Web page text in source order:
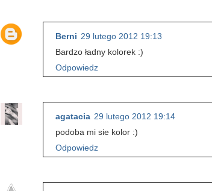
Berni 29 lutego 2012 19:13
Bardzo ładny kolorek :)
Odpowiedz
agatacia 29 lutego 2012 19:14
podoba mi sie kolor :)
Odpowiedz